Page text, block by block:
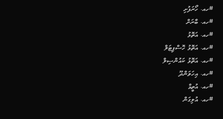
#ހއ. ހޯރަފުށި
#ހއ. ބާރަށް
#ހއ. އަތޮޅު
#ހއ. އަތޮޅު ހޮސްޕިޓަލް
#ހއ. އަތޮޅު ކައުންސިލް
#ހއ. އިހަވަންދޫ
#ހއ. އުތީމް
#ހއ. އުލިގަން